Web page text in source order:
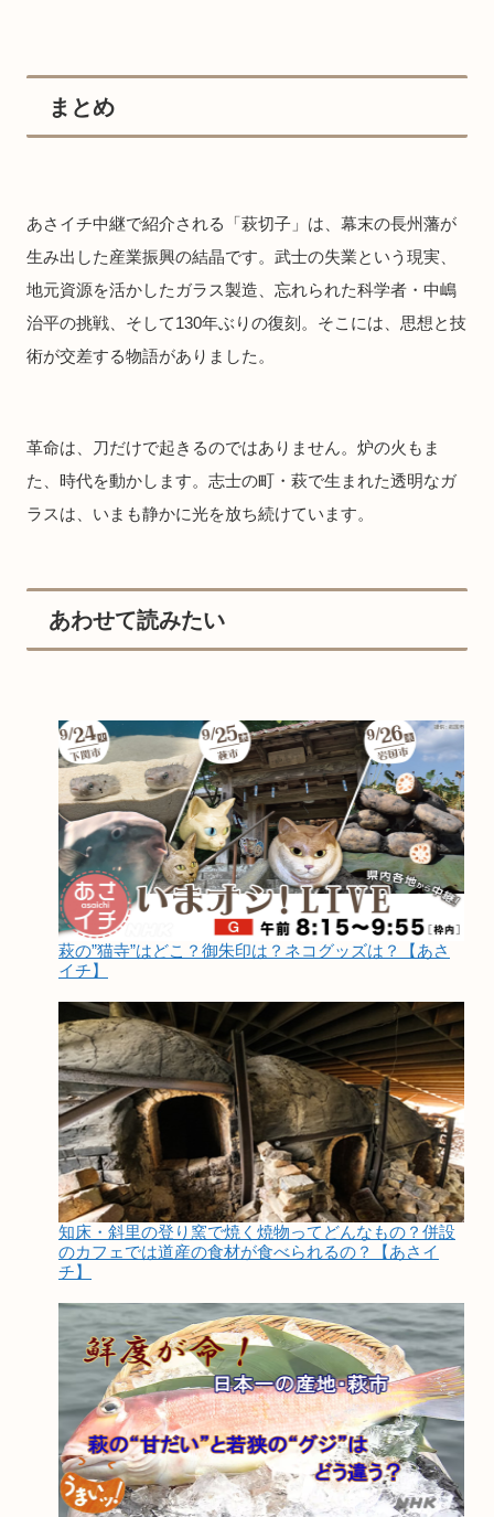
まとめ
あさイチ中継で紹介される「萩切子」は、幕末の長州藩が
生み出した産業振興の結晶です。武士の失業という現実、
地元資源を活かしたガラス製造、忘れられた科学者・中嶋
治平の挑戦、そして130年ぶりの復刻。そこには、思想と技
術が交差する物語がありました。
革命は、刀だけで起きるのではありません。炉の火もま
た、時代を動かします。志士の町・萩で生まれた透明なガ
ラスは、いまも静かに光を放ち続けています。
あわせて読みたい
萩の”猫寺”はどこ？御朱印は？ネコグッズは？【あさ
イチ】
知床・斜里の登り窯で焼く焼物ってどんなもの？併設
のカフェでは道産の食材が食べられるの？【あさイ
チ】